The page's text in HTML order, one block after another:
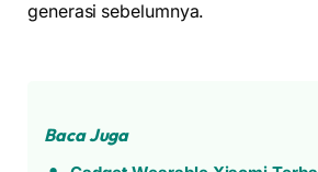
generasi sebelumnya.
Baca Juga